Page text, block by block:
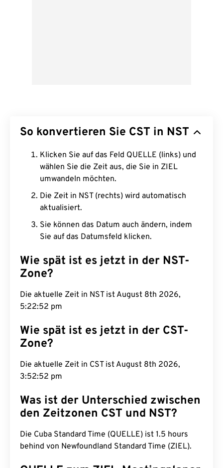
So konvertieren Sie CST in NST
Klicken Sie auf das Feld QUELLE (links) und
wählen Sie die Zeit aus, die Sie in ZIEL
umwandeln möchten.
Die Zeit in NST (rechts) wird automatisch
aktualisiert.
Sie können das Datum auch ändern, indem
Sie auf das Datumsfeld klicken.
Wie spät ist es jetzt in der NST-
Zone?
Die aktuelle Zeit in NST ist August 8th 2026,
5:22:53 pm
Wie spät ist es jetzt in der CST-
Zone?
Die aktuelle Zeit in CST ist August 8th 2026,
3:52:53 pm
Was ist der Unterschied zwischen
den Zeitzonen CST und NST?
Die Cuba Standard Time (QUELLE) ist 1.5 hours
behind von Newfoundland Standard Time (ZIEL).